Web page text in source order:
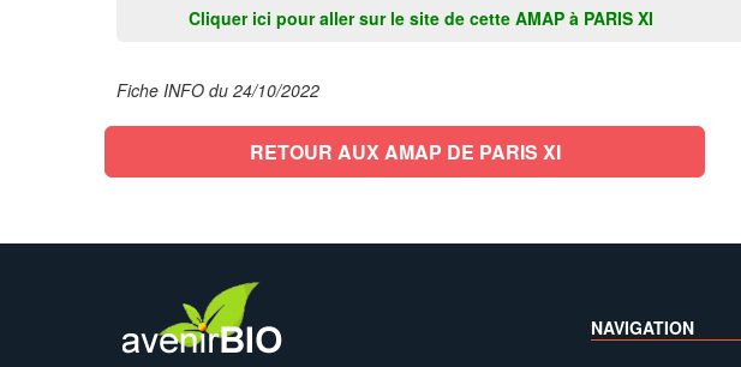
Cliquer ici pour aller sur le site de cette AMAP à PARIS XI
Fiche INFO du 24/10/2022
RETOUR AUX AMAP DE PARIS XI
NAVIGATION